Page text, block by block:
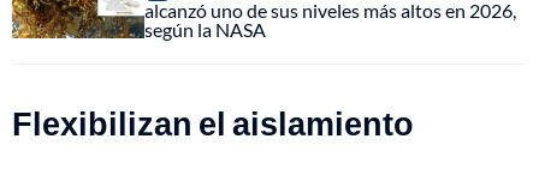
alcanzó uno de sus niveles más altos en 2026,
según la NASA
Flexibilizan el aislamiento